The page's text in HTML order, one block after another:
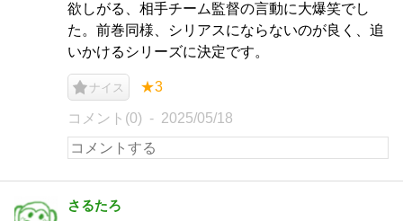
欲しがる、相手チーム監督の言動に大爆笑でし
た。前巻同様、シリアスにならないのが良く、追
いかけるシリーズに決定です。
ナイス ★3
コメント(0) 2025/05/18
さるたろ